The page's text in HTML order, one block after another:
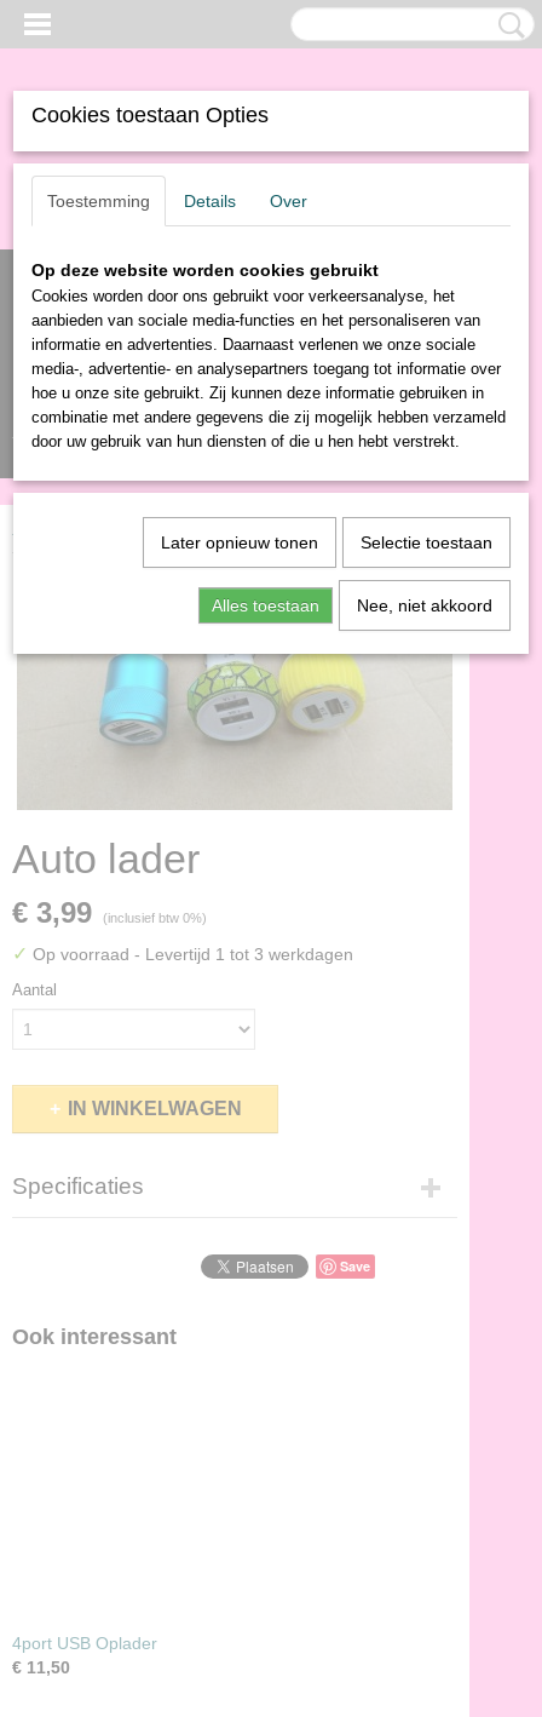
Inloggen Registreren
UW WINKELWAGEN
Home
Auto lader
€ 3,99 (inclusief btw 0%)
✓ Op voorraad - Levertijd 1 tot 3 werkdagen
Aantal
IN WINKELWAGEN
Specificaties
Save
Ook interessant
4port USB Oplader
€ 11,50
Cookies toestaan Opties
Toestemming Details Over
Op deze website worden cookies gebruikt
Cookies worden door ons gebruikt voor verkeersanalyse, het
aanbieden van sociale media-functies en het personaliseren van
informatie en advertenties. Daarnaast verlenen we onze sociale
media-, advertentie- en analysepartners toegang tot informatie over
hoe u onze site gebruikt. Zij kunnen deze informatie gebruiken in
combinatie met andere gegevens die zij mogelijk hebben verzameld
door uw gebruik van hun diensten of die u hen hebt verstrekt.
Later opnieuw tonen Selectie toestaan
Alles toestaan Nee, niet akkoord